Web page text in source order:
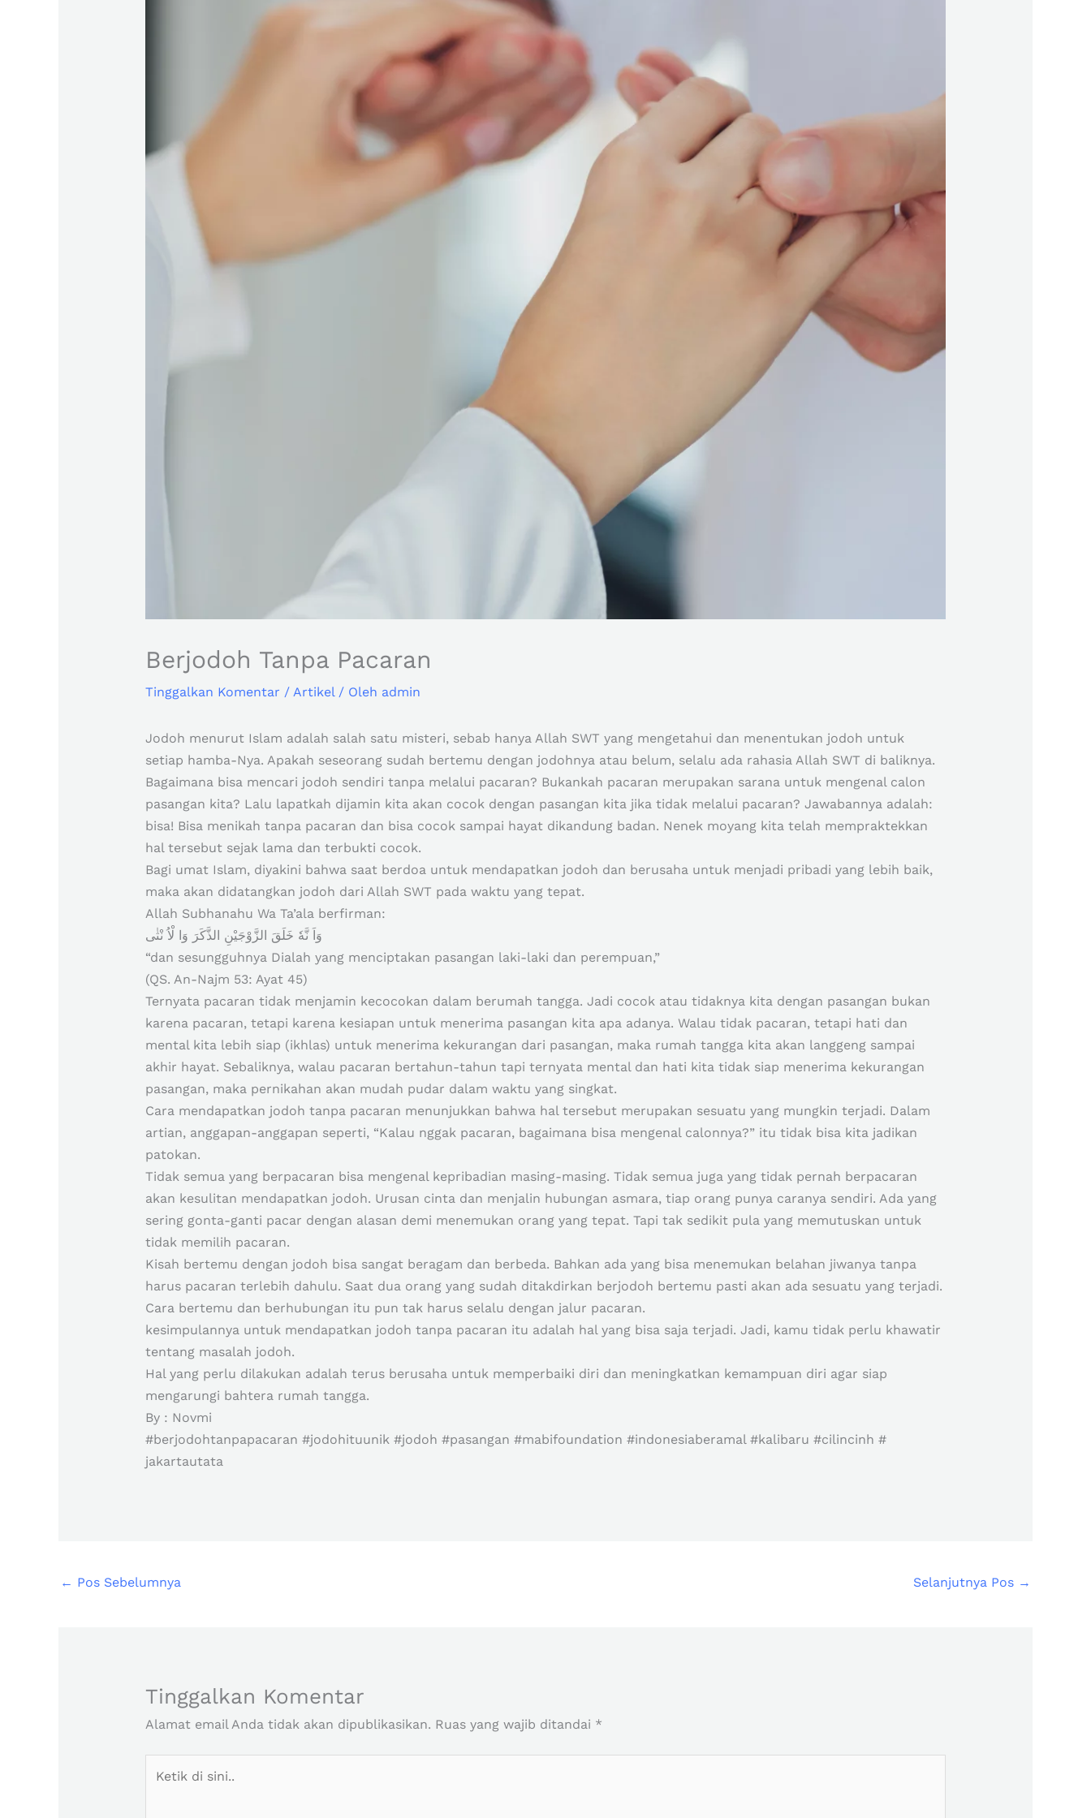
Berjodoh Tanpa Pacaran
Tinggalkan Komentar / Artikel/ Oleh admin
Jodoh menurut Islam adalah salah satu misteri, sebab hanya Allah SWT yang mengetahui dan menentukan jodoh untuk
setiap hamba-Nya. Apakah seseorang sudah bertemu dengan jodohnya atau belum, selalu ada rahasia Allah SWT di baliknya.
Bagaimana bisa mencari jodoh sendiri tanpa melalui pacaran? Bukankah pacaran merupakan sarana untuk mengenal calon
pasangan kita? Lalu lapatkah dijamin kita akan cocok dengan pasangan kita jika tidak melalui pacaran? Jawabannya adalah:
bisa! Bisa menikah tanpa pacaran dan bisa cocok sampai hayat dikandung badan. Nenek moyang kita telah mempraktekkan
hal tersebut sejak lama dan terbukti cocok.
Bagi umat Islam, diyakini bahwa saat berdoa untuk mendapatkan jodoh dan berusaha untuk menjadi pribadi yang lebih baik,
maka akan didatangkan jodoh dari Allah SWT pada waktu yang tepat.
Allah Subhanahu Wa Ta’ala berfirman:
“dan sesungguhnya Dialah yang menciptakan pasangan laki-laki dan perempuan,”
(QS. An-Najm 53: Ayat 45)
Ternyata pacaran tidak menjamin kecocokan dalam berumah tangga. Jadi cocok atau tidaknya kita dengan pasangan bukan
karena pacaran, tetapi karena kesiapan untuk menerima pasangan kita apa adanya. Walau tidak pacaran, tetapi hati dan
mental kita lebih siap (ikhlas) untuk menerima kekurangan dari pasangan, maka rumah tangga kita akan langgeng sampai
akhir hayat. Sebaliknya, walau pacaran bertahun-tahun tapi ternyata mental dan hati kita tidak siap menerima kekurangan
pasangan, maka pernikahan akan mudah pudar dalam waktu yang singkat.
Cara mendapatkan jodoh tanpa pacaran menunjukkan bahwa hal tersebut merupakan sesuatu yang mungkin terjadi. Dalam
artian, anggapan-anggapan seperti, “Kalau nggak pacaran, bagaimana bisa mengenal calonnya?” itu tidak bisa kita jadikan
patokan.
Tidak semua yang berpacaran bisa mengenal kepribadian masing-masing. Tidak semua juga yang tidak pernah berpacaran
akan kesulitan mendapatkan jodoh. Urusan cinta dan menjalin hubungan asmara, tiap orang punya caranya sendiri. Ada yang
sering gonta-ganti pacar dengan alasan demi menemukan orang yang tepat. Tapi tak sedikit pula yang memutuskan untuk
tidak memilih pacaran.
Kisah bertemu dengan jodoh bisa sangat beragam dan berbeda. Bahkan ada yang bisa menemukan belahan jiwanya tanpa
harus pacaran terlebih dahulu. Saat dua orang yang sudah ditakdirkan berjodoh bertemu pasti akan ada sesuatu yang terjadi.
Cara bertemu dan berhubungan itu pun tak harus selalu dengan jalur pacaran.
kesimpulannya untuk mendapatkan jodoh tanpa pacaran itu adalah hal yang bisa saja terjadi. Jadi, kamu tidak perlu khawatir
tentang masalah jodoh.
Hal yang perlu dilakukan adalah terus berusaha untuk memperbaiki diri dan meningkatkan kemampuan diri agar siap
mengarungi bahtera rumah tangga.
By : Novmi
#berjodohtanpapacaran #jodohituunik #jodoh #pasangan #mabifoundation #indonesiaberamal #kalibaru #cilincinh #
jakartautata
← Pos Sebelumnya Selanjutnya Pos →
Tinggalkan Komentar
Alamat email Anda tidak akan dipublikasikan. Ruas yang wajib ditandai *